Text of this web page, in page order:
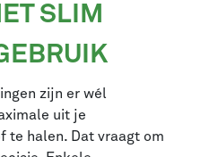
SLIM
zijn er wél
uit je
te halen. Dat vraagt om